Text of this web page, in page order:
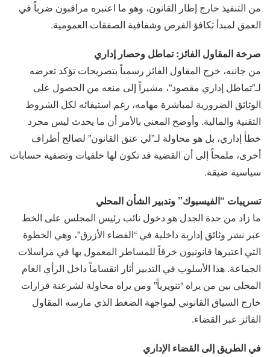
من التنفيذ خارج إطار القانون، وهو ما اعتبره مراقبون ضرباً في
العمق لمبدأ تكافؤ الفرص وشفافية الصفقات العمومية.
صرخة المقاول الفائز: تماطل وحصار إداري
من جانبه، خرج المقاول الفائز رسمياً بتصريحات تؤكد تعرضه
لـ”تماطل إداري مقصود”، مشيراً إلى منعه من الحصول على
الوثائق الضرورية لمباشرة مهامه، رغم استيفائه لكل الشروط
التقنية والمالية. وأوضح المعني بالأمر أن ما يحدث ليس مجرد
خطأ إداري، بل هو محاولة لـ”لي عنق القانون” لصالح أطراف
أخرى، ملمحاً إلى أن القضية قد تكون لها خلفيات وتصفية حسابات
سياسية ضيقة.
تسريبات “الفيسبوك” وتدبير الشأن المحلي
ما زاد من حدة الجدل هو دخول نائب رئيس المجلس على الخط
عبر نشر وثائق إدارية داخلية في “الفضاء الأزرق”، وهي الخطوة
التي اعتبرها قانونيون خرقاً للمساطر المعمول بها في مراسلات
الجماعة. هذا الأسلوب في التدبير أثار انقساماً داخل الرأي العام
المحلي بين من يراه “تنويرياً” ومن يراه محاولة لشرعنة قرارات
خارج السياق القانوني لمواجهة الضغط الذي مارسه المقاول
الفائز عبر القضاء.
في الطريق إلى القضاء الإداري